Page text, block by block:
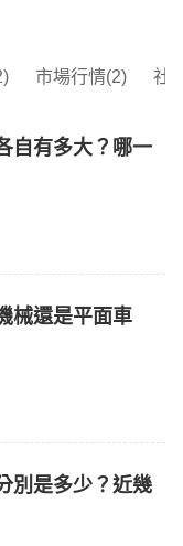
市場行情(2) 社
自有多大？哪一
械還是平面車
別是多少？近幾